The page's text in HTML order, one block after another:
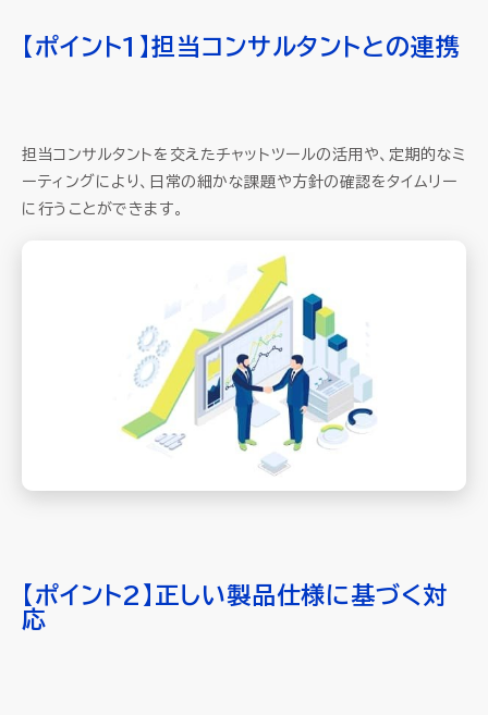
【ポイント1】担当コンサルタントとの連携
担当コンサルタントを交えたチャットツールの活用や、定期的なミ
ーティングにより、日常の細かな課題や方針の確認をタイムリー
に行うことができます。
【ポイント2】正しい製品仕様に基づく対
応